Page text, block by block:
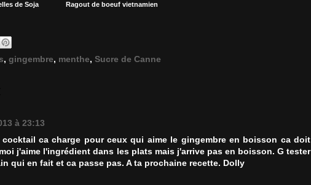
de Soja Ragout de boeuf vietnamien
, gingembre, menthe, Sucre de Canne
à 23:13
ca charge pour ceux qui aime le gingembre en boisson ca doit
j'aime l'ingrédient dans les plats mais j'arrive pas en boisson. G tester
qui en fait et ca passe pas. A ta prochaine recette. Dolly